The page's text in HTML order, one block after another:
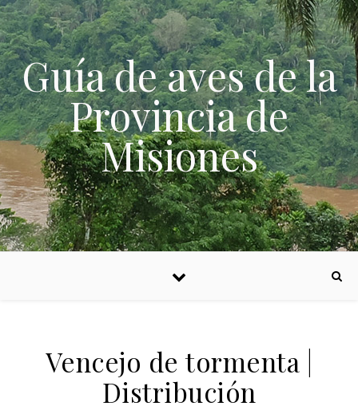
Skip to content
Guía de aves de la
Provincia de
Misiones
Vencejo de tormenta |
Distribución